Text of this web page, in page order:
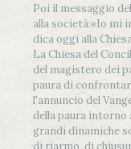
Poi il messaggio
alla società:«Io mi
dica oggi alla
La Chiesa del
del magistero dei
paura di
l'annuncio del
della paura intorno
grandi dinamiche
di riarmo, di